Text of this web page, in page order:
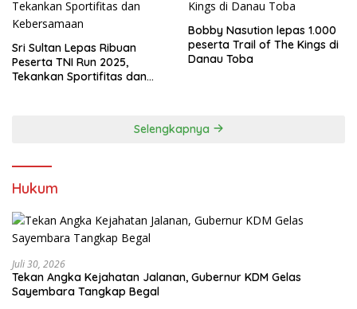
Sri Sultan Lepas Ribuan
Peserta TNI Run 2025,
Tekankan Sportifitas dan
Bobby Nasution lepas 1.000
peserta Trail of The Kings di
Danau Toba
Selengkapnya
Hukum
Juli 30, 2026
Tekan Angka Kejahatan Jalanan, Gubernur KDM Gelas
Sayembara Tangkap Begal